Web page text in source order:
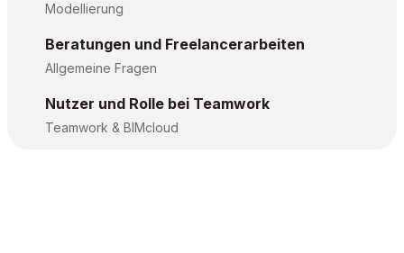
Modellierung
Beratungen und Freelancerarbeiten
Allgemeine Fragen
Nutzer und Rolle bei Teamwork
Teamwork & BIMcloud